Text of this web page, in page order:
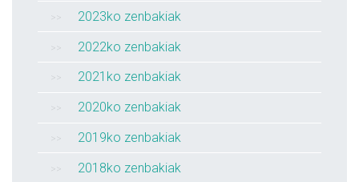
2023ko zenbakiak
2022ko zenbakiak
2021ko zenbakiak
2020ko zenbakiak
2019ko zenbakiak
2018ko zenbakiak